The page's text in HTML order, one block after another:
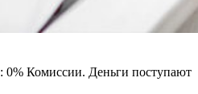
0% Комиссии. Деньги поступают